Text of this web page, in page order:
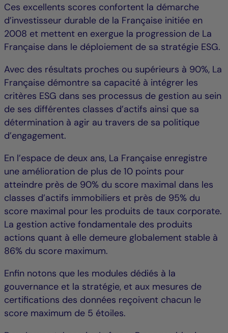
Ces excellents scores confortent la démarche
d’investisseur durable de la Française initiée en
2008 et mettent en exergue la progression de La
Française dans le déploiement de sa stratégie ESG.
Avec des résultats proches ou supérieurs à 90%, La
Française démontre sa capacité à intégrer les
critères ESG dans ses processus de gestion au sein
de ses différentes classes d’actifs ainsi que sa
détermination à agir au travers de sa politique
d’engagement.
En l’espace de deux ans, La Française enregistre
une amélioration de plus de 10 points pour
atteindre près de 90% du score maximal dans les
classes d’actifs immobiliers et près de 95% du
score maximal pour les produits de taux corporate.
La gestion active fondamentale des produits
actions quant à elle demeure globalement stable à
86% du score maximum.
Enfin notons que les modules dédiés à la
gouvernance et la stratégie, et aux mesures de
certifications des données reçoivent chacun le
score maximum de 5 étoiles.